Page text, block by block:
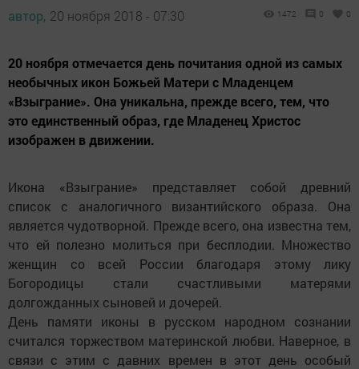
автор, 20 ноября 2018 - 07:30 1472 0 0
20 ноября отмечается день почитания одной из самых
необычных икон Божьей Матери с Младенцем
«Взыграние». Она уникальна, прежде всего, тем, что
это единственный образ, где Младенец Христос
изображен в движении.
Икона «Взыграние» представляет собой древний
список с аналогичного византийского образа. Она
является чудотворной. Прежде всего, она известна тем,
что ей полезно молиться при бесплодии. Множество
женщин со всей России благодаря этому лику
Богородицы стали счастливыми матерями
долгожданных сыновей и дочерей.
День памяти иконы в русском народном сознании
считался торжеством материнской любви. Наверное, в
связи с этим с давних времен в этот день особый